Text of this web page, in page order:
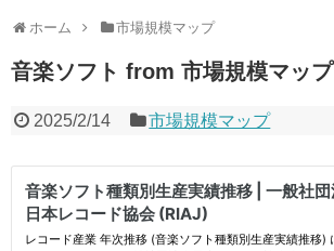
ホーム 市場規模マップ
音楽ソフト from 市場規模マップ
2025/2/14 市場規模マップ